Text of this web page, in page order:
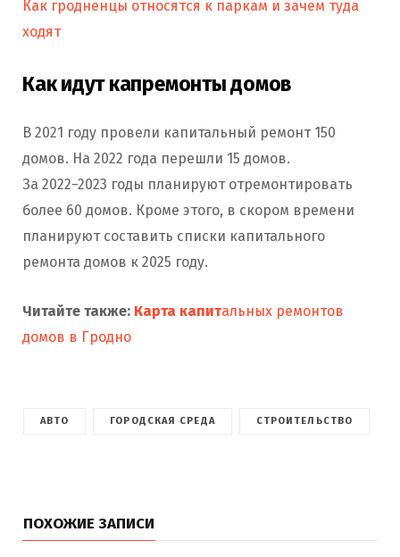
Как гродненцы относятся к паркам и зачем туда
ходят
Как идут капремонты домов
В 2021 году провели капитальный ремонт 150
домов. На 2022 года перешли 15 домов.
За 2022−2023 годы планируют отремонтировать
более 60 домов. Кроме этого, в скором времени
планируют составить списки капитального
ремонта домов к 2025 году.
Читайте также: Карта капитальных ремонтов
домов в Гродно
АВТО ГОРОДСКАЯ СРЕДА СТРОИТЕЛЬСТВО
ПОХОЖИЕ ЗАПИСИ